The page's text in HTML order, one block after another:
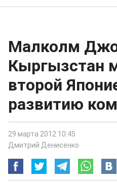
Малколм
Кыргызстан
второй
развитию
29 марта 2012 10:45
Дмитрий Денисенко